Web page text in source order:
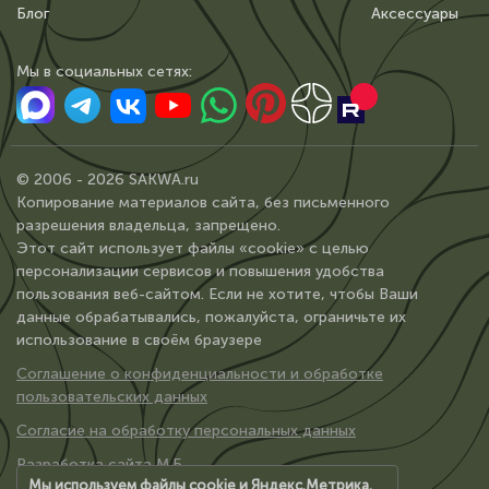
Блог
Аксессуары
Мы в сoциальных сетях:
© 2006 - 2026 SAKWA.ru
Копирование материалов сайта, без письменного
разрешения владельца, запрещено.
Этот сайт использует файлы «cookie» с целью
персонализации сервисов и повышения удобства
пользования веб-сайтом. Если не хотите, чтобы Ваши
данные обрабатывались, пожалуйста, ограничьте их
использование в своём браузере
Соглашение о конфиденциальности и обработке
пользовательских данных
Согласие на обработку персональных данных
Разработка сайта М.Б.
Мы используем файлы cookie и Яндекс.Метрика.